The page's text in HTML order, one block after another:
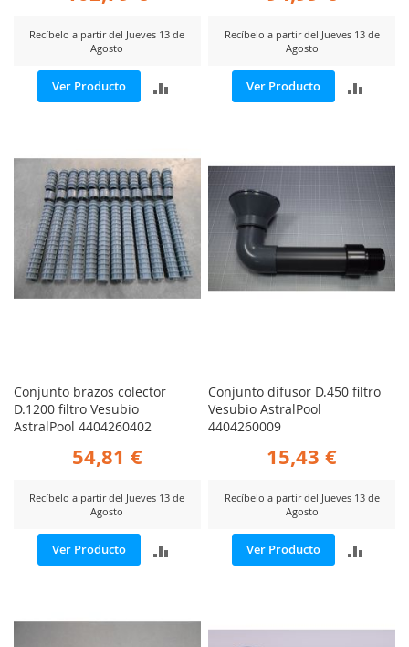
Recíbelo a partir del Jueves 13 de
Agosto
Ver Producto
Recíbelo a partir del Jueves 13 de
Agosto
Ver Producto
Conjunto brazos colector
D.1200 filtro Vesubio
AstralPool 4404260402
54,81 €
Recíbelo a partir del Jueves 13 de
Agosto
Ver Producto
Conjunto difusor D.450 filtro
Vesubio AstralPool
4404260009
15,43 €
Recíbelo a partir del Jueves 13 de
Agosto
Ver Producto